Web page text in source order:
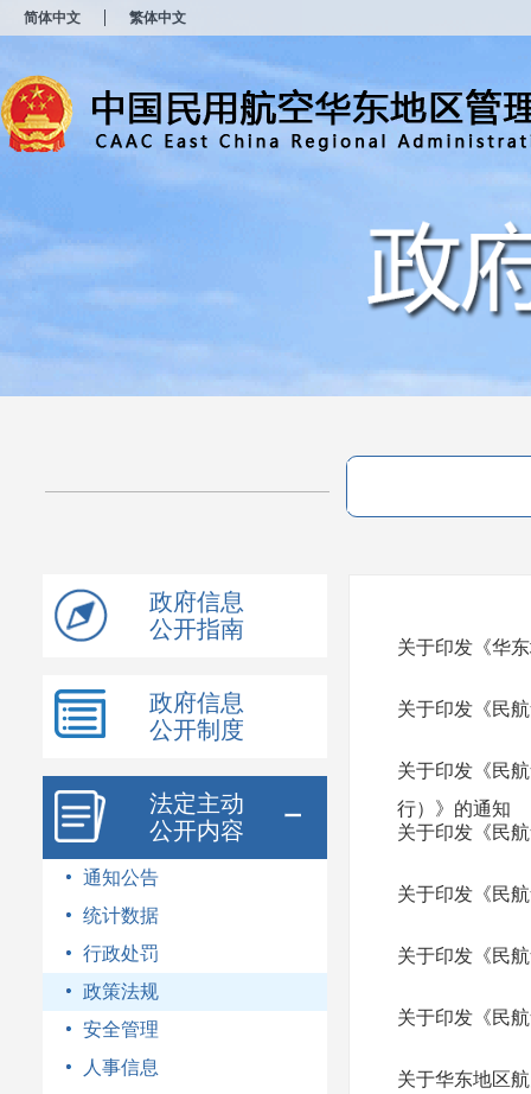
简体中文 繁体中文
政府信息
公开指南
政府信息
公开制度
法定主动
公开内容
通知公告
统计数据
行政处罚
政策法规
安全管理
人事信息
关于印发《华
关于印发《民
关于印发《民
行）》的通知
关于印发《民
关于印发《民
关于印发《民
关于印发《民
关于华东地区
窗
打
开
无
障